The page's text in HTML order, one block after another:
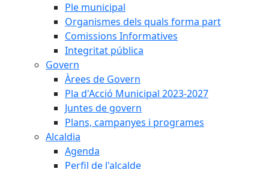
Ple municipal
Organismes dels quals forma part
Comissions Informatives
Integritat pública
Govern
Àrees de Govern
Pla d'Acció Municipal 2023-2027
Juntes de govern
Plans, campanyes i programes
Alcaldia
Agenda
Perfil de l'alcalde